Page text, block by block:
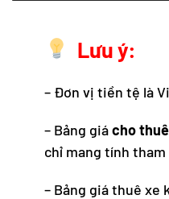
Lưu ý:
– Đơn vị tiền tệ là
– Bảng giácho
chỉ mang tính tham
– Bảng giá thuê xe